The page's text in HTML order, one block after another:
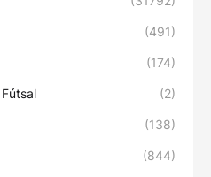
(491)
(174)
(2)
(138)
(844)